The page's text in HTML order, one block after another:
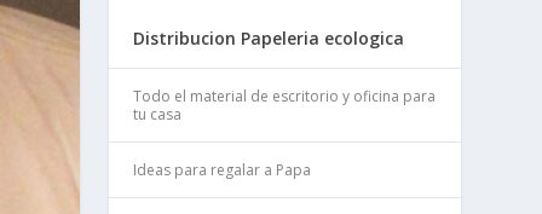
Distribucion Papeleria ecologica
Todo el material de escritorio y oficina para
tu casa
Ideas para regalar a Papa